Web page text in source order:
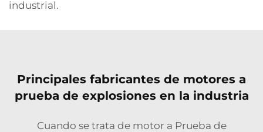
industrial.
Principales fabricantes de motores a
prueba de explosiones en la industria
Cuando se trata de motor a Prueba de